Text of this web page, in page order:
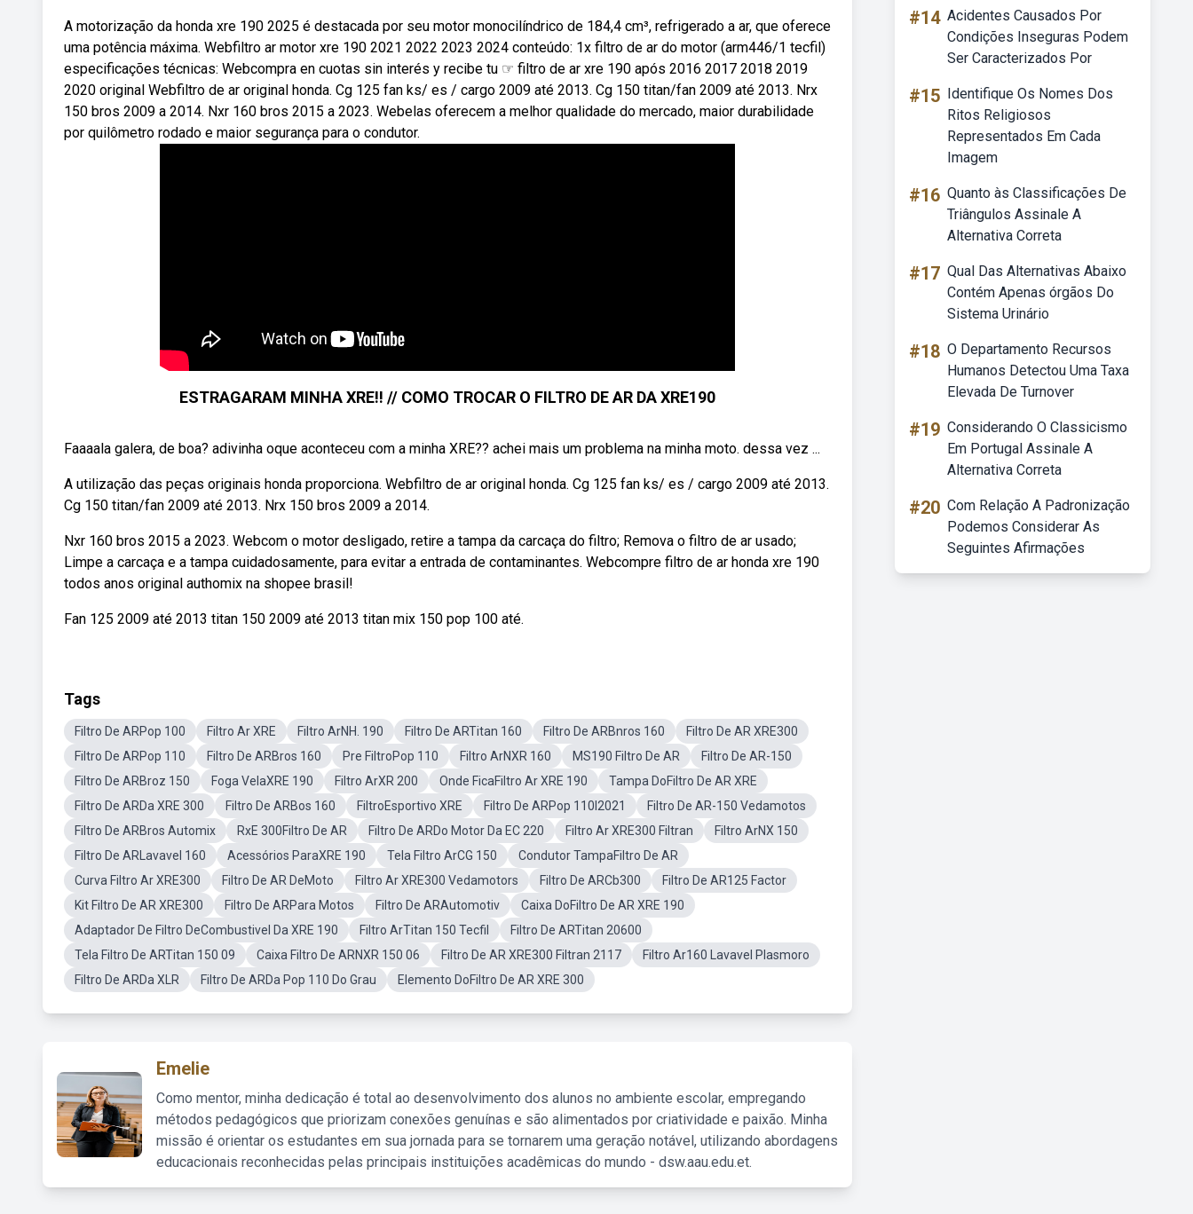
A motorização da honda xre 190 2025 é destacada por seu motor monocilíndrico de 184,4 cm³, refrigerado a ar, que oferece
uma potência máxima. Webfiltro ar motor xre 190 2021 2022 2023 2024 conteúdo: 1x filtro de ar do motor (arm446/1 tecfil)
especificações técnicas: Webcompra en cuotas sin interés y recibe tu ☞ filtro de ar xre 190 após 2016 2017 2018 2019
2020 original Webfiltro de ar original honda. Cg 125 fan ks/ es / cargo 2009 até 2013. Cg 150 titan/fan 2009 até 2013. Nrx
150 bros 2009 a 2014. Nxr 160 bros 2015 a 2023. Webelas oferecem a melhor qualidade do mercado, maior durabilidade
por quilômetro rodado e maior segurança para o condutor.
ESTRAGARAM MINHA XRE!! // COMO TROCAR O FILTRO DE AR DA XRE190
Faaaala galera, de boa? adivinha oque aconteceu com a minha XRE?? achei mais um problema na minha moto. dessa vez ...
A utilização das peças originais honda proporciona. Webfiltro de ar original honda. Cg 125 fan ks/ es / cargo 2009 até 2013.
Cg 150 titan/fan 2009 até 2013. Nrx 150 bros 2009 a 2014.
Nxr 160 bros 2015 a 2023. Webcom o motor desligado, retire a tampa da carcaça do filtro; Remova o filtro de ar usado;
Limpe a carcaça e a tampa cuidadosamente, para evitar a entrada de contaminantes. Webcompre filtro de ar honda xre 190
todos anos original authomix na shopee brasil!
Fan 125 2009 até 2013 titan 150 2009 até 2013 titan mix 150 pop 100 até.
Tags
Filtro De ARPop 100 Filtro Ar XRE Filtro ArNH. 190 Filtro De ARTitan 160 Filtro De ARBnros 160
Filtro De AR XRE300
Filtro De ARPop 110
Filtro De ARBros 160 Pre FiltroPop 110 Filtro ArNXR 160 MS190 Filtro De AR
Filtro De AR-150
Filtro De ARBroz 150
Foga VelaXRE 190 Filtro ArXR 200 Onde FicaFiltro Ar XRE 190
Tampa DoFiltro De AR XRE
Filtro De ARDa XRE 300
Filtro De ARBos 160 FiltroEsportivo XRE Filtro De ARPop 110I2021
Filtro De AR-150 Vedamotos
Filtro De ARBros Automix
RxE 300Filtro De AR Filtro De ARDo Motor Da EC 220 Filtro Ar XRE300 Filtran
Filtro ArNX 150
Filtro De ARLavavel 160
Acessórios ParaXRE 190 Tela Filtro ArCG 150
Condutor TampaFiltro De AR
Curva Filtro Ar XRE300
Filtro De AR DeMoto Filtro Ar XRE300 Vedamotors Filtro De ARCb300
Filtro De AR125 Factor
Kit Filtro De AR XRE300
Filtro De ARPara Motos Filtro De ARAutomotiv
Caixa DoFiltro De AR XRE 190
Adaptador De Filtro DeCombustivel Da XRE 190
Filtro ArTitan 150 Tecfil
Filtro De ARTitan 20600
Tela Filtro De ARTitan 150 09
Caixa Filtro De ARNXR 150 06 Filtro De AR XRE300 Filtran 2117
Filtro Ar160 Lavavel Plasmoro
Filtro De ARDa XLR
Filtro De ARDa Pop 110 Do Grau Elemento DoFiltro De AR XRE 300
Emelie
Como mentor, minha dedicação é total ao desenvolvimento dos alunos no ambiente escolar, empregando
métodos pedagógicos que priorizam conexões genuínas e são alimentados por criatividade e paixão. Minha
missão é orientar os estudantes em sua jornada para se tornarem uma geração notável, utilizando abordagens
educacionais reconhecidas pelas principais instituições acadêmicas do mundo - dsw.aau.edu.et.
#14 Acidentes Causados Por
Condições Inseguras Podem
Ser Caracterizados Por
#15 Identifique Os Nomes Dos
Ritos Religiosos
Representados Em Cada
Imagem
#16 Quanto às Classificações De
Triângulos Assinale A
Alternativa Correta
#17 Qual Das Alternativas Abaixo
Contém Apenas órgãos Do
Sistema Urinário
#18 O Departamento Recursos
Humanos Detectou Uma Taxa
Elevada De Turnover
#19 Considerando O Classicismo
Em Portugal Assinale A
Alternativa Correta
#20 Com Relação A Padronização
Podemos Considerar As
Seguintes Afirmações